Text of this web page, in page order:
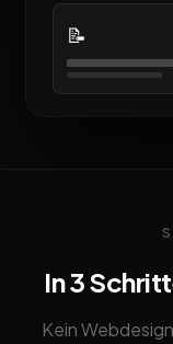
📝
In 3
Kein